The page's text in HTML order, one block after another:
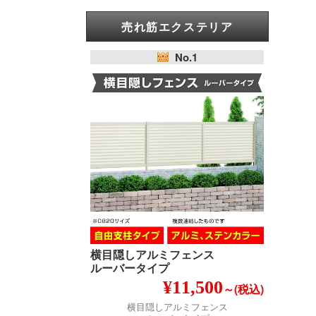
売れ筋エクステリア
No.1
横目隠しアルミフェンス
ルーバータイプ
¥11,500～(税込)
横目隠しアルミフェンス